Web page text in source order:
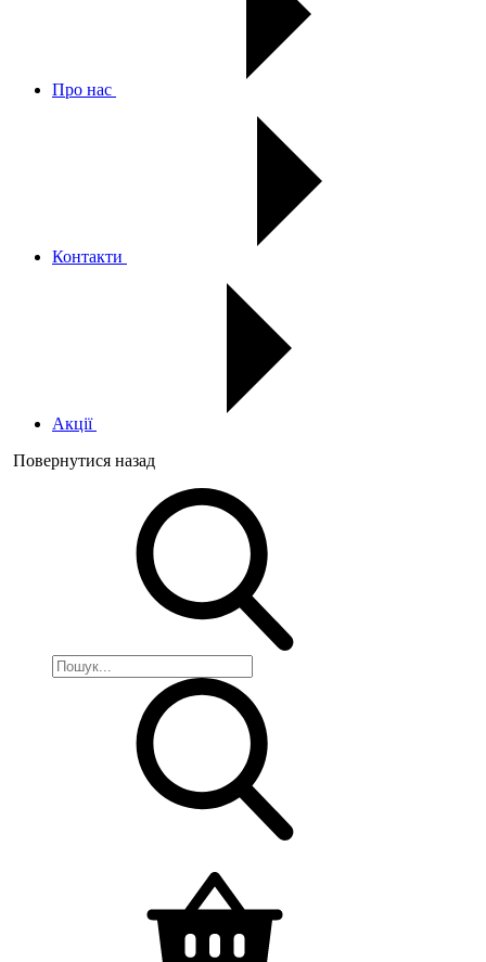
Про нас
Контакти
Акції
Повернутися назад